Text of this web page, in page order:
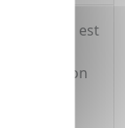
4x300ml est
dénutrition